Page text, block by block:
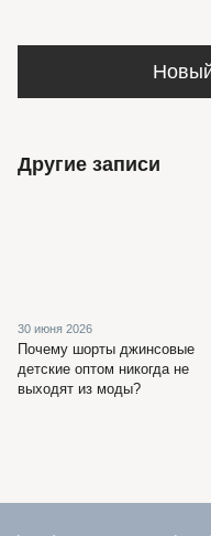
Другие записи
30 июня 2026
Почему шорты джинсовые
детские оптом никогда не
выходят из моды?